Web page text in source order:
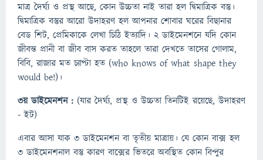
মাত্র দৈর্ঘ্য ও প্রস্থ আছে, কোন উচ্চতা নাই তারা হল দ্বিমাত্রিক বস্তু।
দ্বিমাত্রিক বস্তুর আরো উদাহরণ হল আপনার শোবার ঘরের বিছানার
বেড শিট, প্রেমিকাকে লেখা চিঠি ইত্যাদি। ২ ডাইমেনশনে যদি কোন
জীবন্ত প্রানী বা জীব বাস করত তাহলে তারা দেখতে তাসের গোলাম,
বিবি, রাজার মত চ্যাপ্টা হত (who knows of what shape they
would be!)।
৩য় ডাইমেনশন : (যার দৈর্ঘ্য, প্রস্থ ও উচ্চতা তিনটিই রয়েছে, উদাহরণ
- ইট)
এবার আসা যাক ৩ ডাইমেনশন বা তৃতীয় মাত্রায়। যে কোন বাক্স হল
৩ ডাইমেনশনাল বস্তু কারণ বাক্সের ভিতরে অবস্থিত কোন বিন্দুর